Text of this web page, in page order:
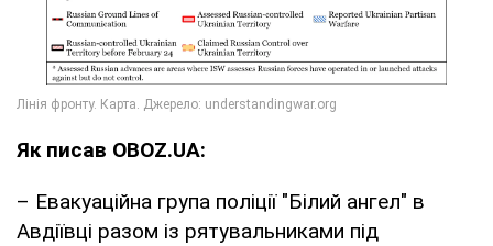
Як писав OBOZ.UA:
– Евакуаційна група поліції "Білий ангел" в
Авдіївці разом із рятувальниками під